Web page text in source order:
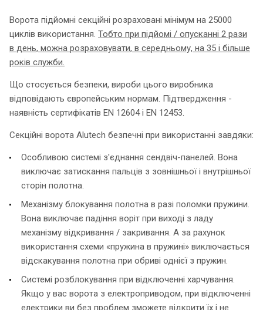
Ворота підйомні секційні розраховані мінімум на 25000
циклів використання. Тобто при підйомі / опусканні 2 рази
в день, можна розраховувати, в середньому, на 35 і більше
років служби.
Що стосується безпеки, вироби цього виробника
відповідають європейським нормам. Підтвердження -
наявність сертифікатів EN 12604 і EN 12453.
Секційні ворота Alutech безпечні при використанні завдяки:
Особливою системі з'єднання сендвіч-панелей. Вона
виключає затискання пальців з зовнішньої і внутрішньої
сторін полотна.
Механізму блокування полотна в разі поломки пружини.
Вона виключає падіння воріт при виході з ладу
механізму відкривання / закривання. А за рахунок
використання схеми «пружина в пружині» виключається
відскакування полотна при обриві однієї з пружин.
Системі розблокування при відключенні харчування.
Якщо у вас ворота з електроприводом, при відключенні
електрики ви без проблем зможете відкрити їх і не